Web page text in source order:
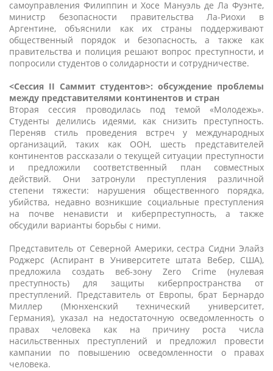
самоуправления Филиппин и Хосе Мануэль де Ла Фуэнте,
министр безопасности правительства Ла-Риохи в
Аргентине, объяснили как их страны поддерживают
общественный порядок и безопасность, а также как
правительства и полиция решают вопрос преступности, и
попросили студентов о солидарности и сотрудничестве.
<Сессия II Саммит студентов>: обсуждение проблемы
между представителями континентов и стран
Вторая сессия проводилась под темой «Молодежь».
Студенты делились идеями, как снизить преступность.
Переняв стиль проведения встреч у международных
организаций, таких как ООН, шесть представителей
континентов рассказали о текущей ситуации преступности
и предложили соответственный план совместных
действий. Они затронули преступления различной
степени тяжести: нарушения общественного порядка,
убийства, недавно возникшие социальные преступления
на почве ненависти и киберпреступность, а также
обсудили варианты борьбы с ними.
Представитель от Северной Америки, сестра Сидни Элайз
Роджерс (Аспирант в Университете штата Вебер, США),
предложила создать веб-зону Zero Crime (нулевая
преступность) для защиты киберпространства от
преступлений. Представитель от Европы, брат Бернардо
Миллер (Мюнхенский технический университет,
Германия), указал на недостаточную осведомленность о
правах человека как на причину роста числа
насильственных преступлений и предложил провести
кампании по повышению осведомленности о правах
человека.